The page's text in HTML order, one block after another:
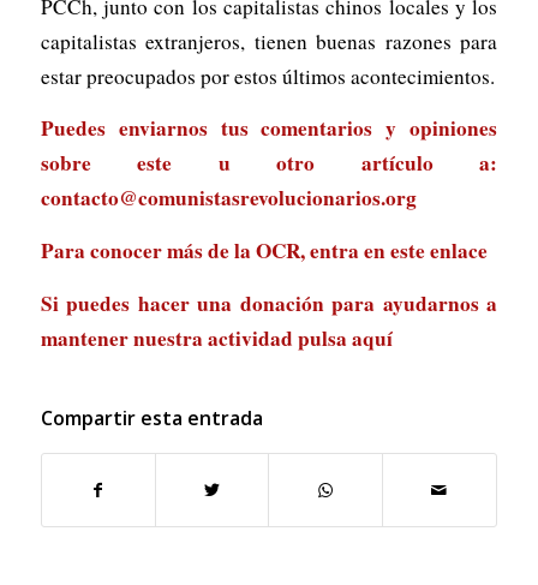
PCCh, junto con los capitalistas chinos locales y los
capitalistas extranjeros, tienen buenas razones para
estar preocupados por estos últimos acontecimientos.
Puedes enviarnos tus comentarios y opiniones
sobre este u otro artículo a:
contacto@comunistasrevolucionarios.org
Para conocer más de la OCR, entra eneste enlace
Si puedes hacer una donación para ayudarnos a
mantener nuestra actividad pulsa aquí
Compartir esta entrada